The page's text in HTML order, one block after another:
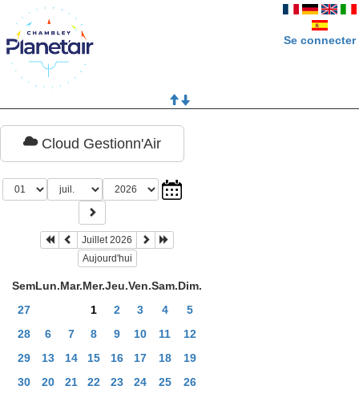
Se connecter
Cloud Gestionn'Air
Juillet 2026
Aujourd'hui
SemLun.Mar.Mer.Jeu.Ven.Sam.Dim.
27
1 2 3 4
5
28
6 7 8 9 10 11
12
29
13 14 15 16 17 18
19
30
20 21 22 23 24 25
26